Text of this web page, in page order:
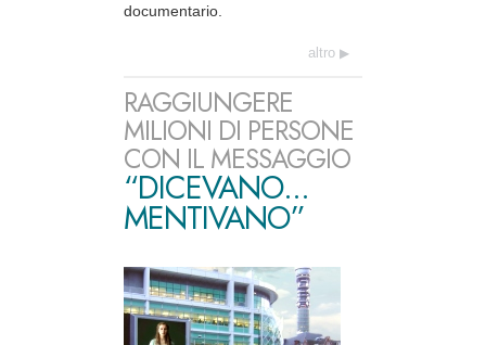
documentario.
altro
RAGGIUNGERE
MILIONI DI PERSONE
CON IL MESSAGGIO
“DICEVANO...
MENTIVANO”